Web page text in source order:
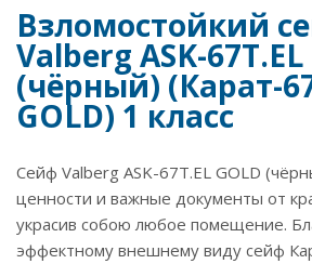
Взломостойкий
Valberg ASK-67Т.EL
(чёрный) (Карат-
GOLD) 1 класс
Сейф Valberg ASK-67Т.EL GOLD
ценности и важные документы от
украсив собою любое помещение.
эффектному внешнему виду сейф